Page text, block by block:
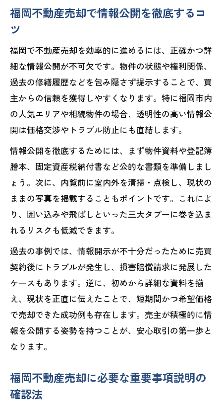
福岡不動産売却で情報公開を徹底するコ
ツ
福岡で不動産売却を効率的に進めるには、正確かつ詳
細な情報公開が不可欠です。物件の状態や権利関係、
過去の修繕履歴などを包み隠さず提示することで、買
主からの信頼を獲得しやすくなります。特に福岡市内
の人気エリアや相続物件の場合、透明性の高い情報公
開は価格交渉やトラブル防止にも直結します。
情報公開を徹底するためには、まず物件資料や登記簿
謄本、固定資産税納付書など公的な書類を準備しまし
ょう。次に、内覧前に室内外を清掃・点検し、現状の
ままの写真を掲載することもポイントです。これによ
り、囲い込みや飛ばしといった三大タブーに巻き込ま
れるリスクも低減できます。
過去の事例では、情報開示が不十分だったために売買
契約後にトラブルが発生し、損害賠償請求に発展した
ケースもあります。逆に、初めから詳細な資料を揃
え、現状を正直に伝えたことで、短期間かつ希望価格
で売却できた成功例も存在します。売主が積極的に情
報を公開する姿勢を持つことが、安心取引の第一歩と
なります。
福岡不動産売却に必要な重要事項説明の
確認法